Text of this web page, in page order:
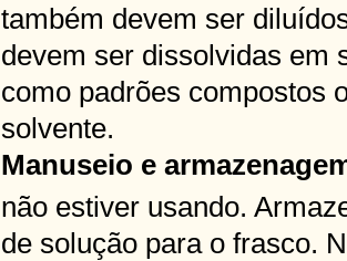
também devem ser
devem ser dissolvidas em
como padrões compostos
solvente.
Manuseio e
não estiver usando.
de solução para o frasco.